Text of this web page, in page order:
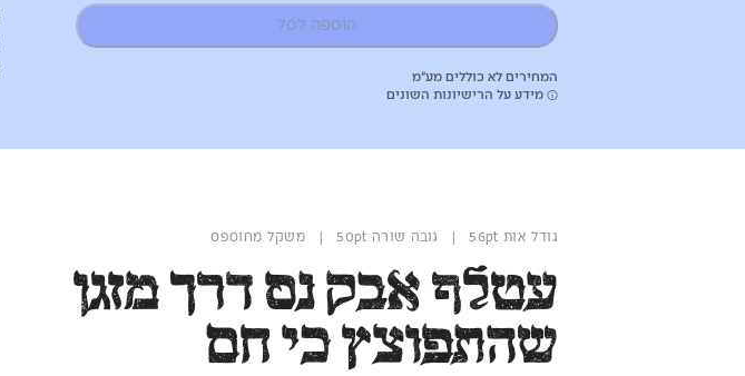
הוספה לסל
המחירים לא כוללים מע”מ
מידע על הרישיונות השונים
גודל אות 56pt | גובה שורה 50pt | משקל מחוספס
שהתפוצץ כי חם